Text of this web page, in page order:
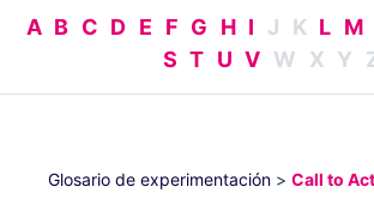
A B C D E F G H I J K L M
S T U V W X Y
Glosario de experimentación > Call to